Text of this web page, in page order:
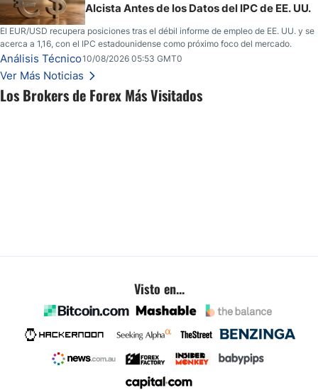
Los Brokers de Forex Más Visitados
Alcista Antes de los Datos del IPC de EE. UU.
El EUR/USD recupera posiciones tras el débil informe de empleo de EE. UU. y se
acerca a 1,16, con el IPC estadounidense como próximo foco del mercado.
Análisis Técnico10/08/2026 05:53 GMT0
Ver Más Noticias
Visto en...